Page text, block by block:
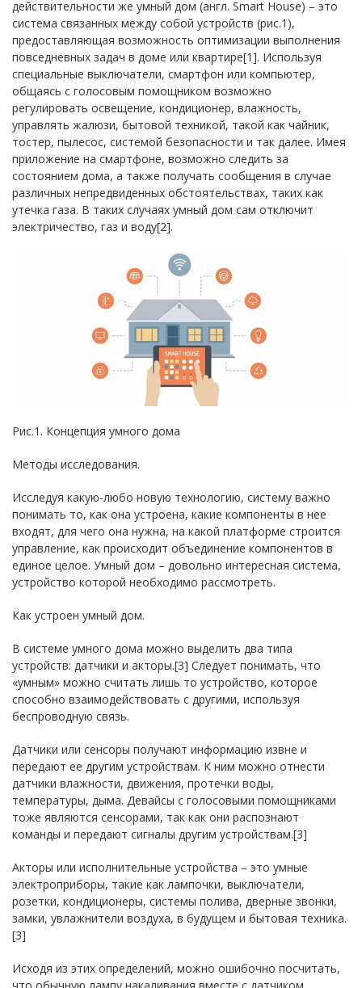
действительности же умный дом (англ. Smart House) – это
система связанных между собой устройств (рис.1),
предоставляющая возможность оптимизации выполнения
повседневных задач в доме или квартире[1]. Используя
специальные выключатели, смартфон или компьютер,
общаясь с голосовым помощником возможно
регулировать освещение, кондиционер, влажность,
управлять жалюзи, бытовой техникой, такой как чайник,
тостер, пылесос, системой безопасности и так далее. Имея
приложение на смартфоне, возможно следить за
состоянием дома, а также получать сообщения в случае
различных непредвиденных обстоятельствах, таких как
утечка газа. В таких случаях умный дом сам отключит
электричество, газ и воду[2].
Рис.1. Концепция умного дома
Методы исследования.
Исследуя какую-любо новую технологию, систему важно
понимать то, как она устроена, какие компоненты в нее
входят, для чего она нужна, на какой платформе строится
управление, как происходит объединение компонентов в
единое целое. Умный дом – довольно интересная система,
устройство которой необходимо рассмотреть.
Как устроен умный дом.
В системе умного дома можно выделить два типа
устройств: датчики и акторы.[3] Следует понимать, что
«умным» можно считать лишь то устройство, которое
способно взаимодействовать с другими, используя
беспроводную связь.
Датчики или сенсоры получают информацию извне и
передают ее другим устройствам. К ним можно отнести
датчики влажности, движения, протечки воды,
температуры, дыма. Девайсы с голосовыми помощниками
тоже являются сенсорами, так как они распознают
команды и передают сигналы другим устройствам.[3]
Акторы или исполнительные устройства – это умные
электроприборы, такие как лампочки, выключатели,
розетки, кондиционеры, системы полива, дверные звонки,
замки, увлажнители воздуха, в будущем и бытовая техника.
[3]
Исходя из этих определений, можно ошибочно посчитать,